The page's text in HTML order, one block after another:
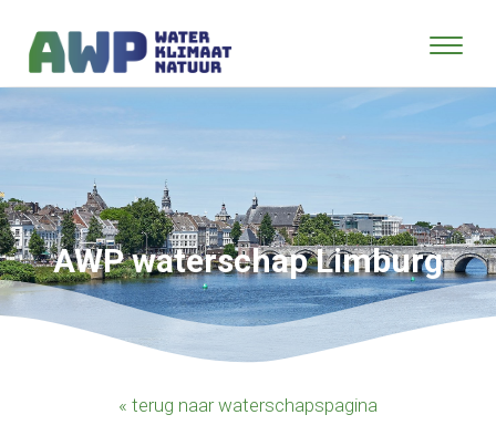
AWP waterschap Limburg
« terug naar waterschapspagina